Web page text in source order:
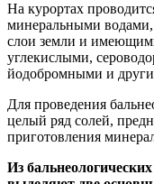
На курортах
минеральными
слои земли и
углекислыми,
йодобромными и
Для проведения
целый ряд солей,
приготовления
Из